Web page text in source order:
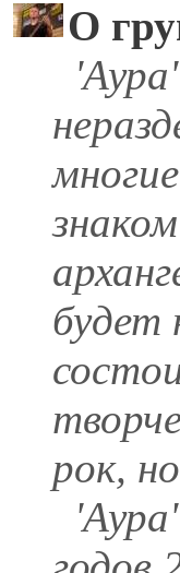
О
будет
рок,